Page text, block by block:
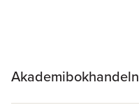
Akademibokhandeln